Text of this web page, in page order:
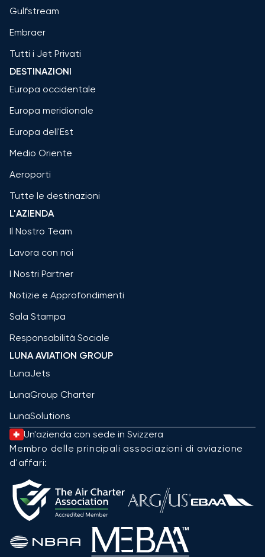
Gulfstream
Embraer
Tutti i Jet Privati
DESTINAZIONI
Europa occidentale
Europa meridionale
Europa dell'Est
Medio Oriente
Aeroporti
Tutte le destinazioni
L'AZIENDA
Il Nostro Team
Lavora con noi
I Nostri Partner
Notizie e Approfondimenti
Sala Stampa
Responsabilità Sociale
LUNA AVIATION GROUP
LunaJets
LunaGroup Charter
LunaSolutions
Un'azienda con sede in Svizzera
Membro delle principali associazioni di aviazione
d'affari: